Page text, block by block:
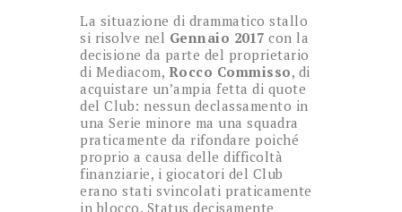
La situazione di drammatico stallo
si risolve nel Gennaio 2017 con la
decisione da parte del proprietario
di Mediacom, Rocco Commisso, di
acquistare un’ampia fetta di quote
del Club: nessun declassamento in
una Serie minore ma una squadra
praticamente da rifondare poiché
proprio a causa delle difficoltà
finanziarie, i giocatori del Club
erano stati svincolati praticamente
in blocco. Status decisamente